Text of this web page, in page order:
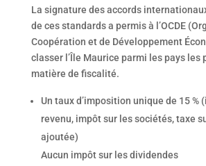
La signature des accords
de ces standards a permis à l’OCDE
Coopération et de Développement
classer l’Île Maurice parmi les pays les
matière de fiscalité.
Un taux d’imposition unique de 15 %
revenu, impôt sur les sociétés, taxe
ajoutée)
Aucun impôt sur les dividendes